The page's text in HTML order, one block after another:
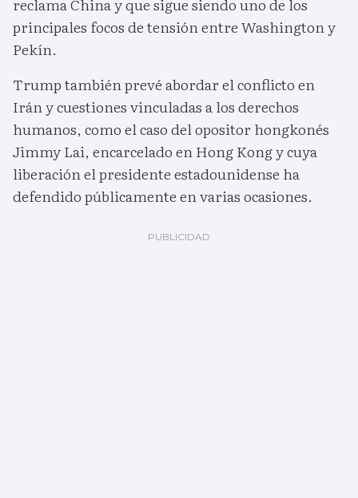
reclama China y que sigue siendo uno de los
principales focos de tensión entre Washington y
Pekín.
Trump también prevé abordar el conflicto en
Irán y cuestiones vinculadas a los derechos
humanos, como el caso del opositor hongkonés
Jimmy Lai, encarcelado en Hong Kong y cuya
liberación el presidente estadounidense ha
defendido públicamente en varias ocasiones.